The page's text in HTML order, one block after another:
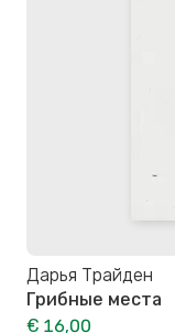
Дарья Трайден
Грибные места
€ 16,00